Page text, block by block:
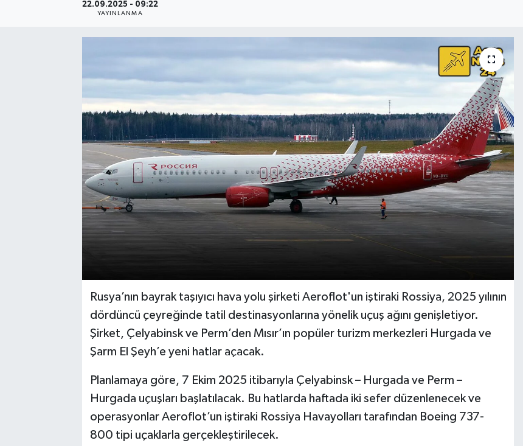
22.09.2025 - 09:22
YAYINLANMA
Rusya’nın bayrak taşıyıcı hava yolu şirketi Aeroflot'un iştiraki Rossiya, 2025 yılının
dördüncü çeyreğinde tatil destinasyonlarına yönelik uçuş ağını genişletiyor.
Şirket, Çelyabinsk ve Perm’den Mısır’ın popüler turizm merkezleri Hurgada ve
Şarm El Şeyh’e yeni hatlar açacak.
Planlamaya göre, 7 Ekim 2025 itibarıyla Çelyabinsk – Hurgada ve Perm –
Hurgada uçuşları başlatılacak. Bu hatlarda haftada iki sefer düzenlenecek ve
operasyonlar Aeroflot’un iştiraki Rossiya Havayolları tarafından Boeing 737-
800 tipi uçaklarla gerçekleştirilecek.